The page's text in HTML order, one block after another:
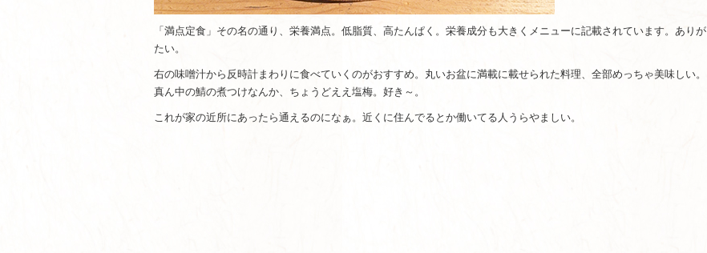
「満点定食」その名の通り、栄養満点。低脂質、高たんぱく。栄養成分も大きくメニューに記載されています。ありが
たい。
右の味噌汁から反時計まわりに食べていくのがおすすめ。丸いお盆に満載に載せられた料理、全部めっちゃ美味しい。
真ん中の鯖の煮つけなんか、ちょうどええ塩梅。好き～。
これが家の近所にあったら通えるのになぁ。近くに住んでるとか働いてる人うらやましい。